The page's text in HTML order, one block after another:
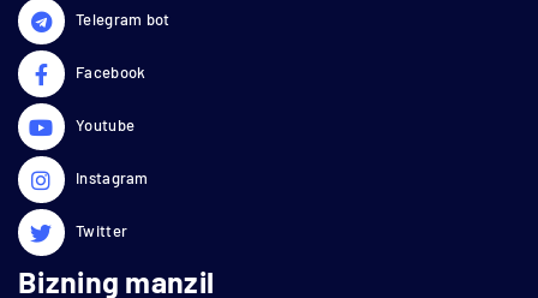
Telegram bot
Facebook
Youtube
Instagram
Twitter
Bizning manzil